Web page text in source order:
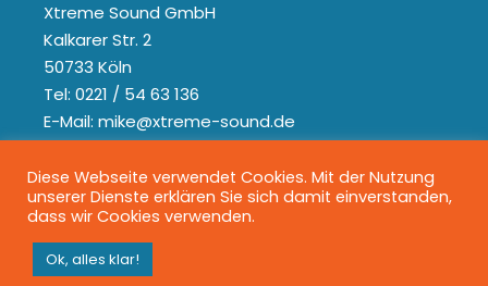
Xtreme Sound GmbH
Kalkarer Str. 2
50733 Köln
Tel: 0221 / 54 63 136
E-Mail: mike@xtreme-sound.de
Diese Webseite verwendet Cookies. Mit der Nutzung
unserer Dienste erklären Sie sich damit einverstanden,
dass wir Cookies verwenden.
Ok, alles klar!